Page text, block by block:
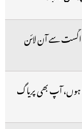
پولیس کی 7437 جائیدادوں کیلئے 19اگست سے آن لائن
ہوں، آپ بھی پریاگ